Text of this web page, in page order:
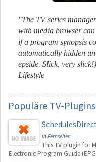
"The TV series
with media browser
if a program synopsis
automatically hidden
epside. Slick, very
Lifestyle
Populäre TV-Plugins
inFernsehen
This TV plugin for
Electronic Program Guide